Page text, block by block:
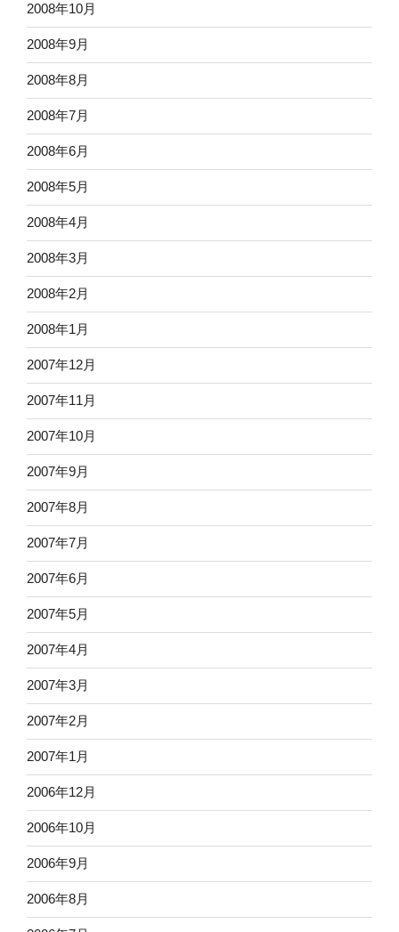
2008年10月
2008年9月
2008年8月
2008年7月
2008年6月
2008年5月
2008年4月
2008年3月
2008年2月
2008年1月
2007年12月
2007年11月
2007年10月
2007年9月
2007年8月
2007年7月
2007年6月
2007年5月
2007年4月
2007年3月
2007年2月
2007年1月
2006年12月
2006年10月
2006年9月
2006年8月